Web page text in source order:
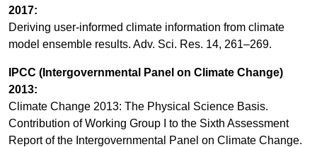
2017:
Deriving user-informed climate information from climate
model ensemble results. Adv. Sci. Res. 14, 261–269.
IPCC (Intergovernmental Panel on Climate Change)
2013:
Climate Change 2013: The Physical Science Basis.
Contribution of Working Group I to the Sixth Assessment
Report of the Intergovernmental Panel on Climate Change.